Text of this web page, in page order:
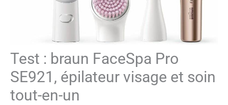
Test : braun FaceSpa Pro
SE921, épilateur visage et soin
tout-en-un